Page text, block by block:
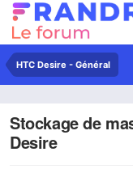
HTC Desire - Général
Stockage de
Desire